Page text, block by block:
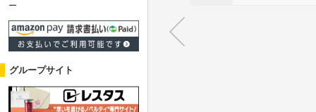
ー
グループサイト